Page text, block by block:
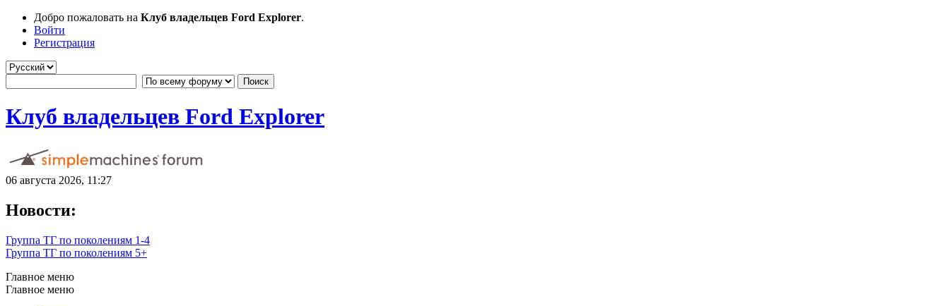
Добро пожаловать на Клуб владельцев Ford Explorer.
Войти
Регистрация
Клуб владельцев Ford Explorer
06 августа 2026, 11:27
Новости:
Группа ТГ по поколениям 1-4
Группа ТГ по поколениям 5+
Главное меню
Главное меню